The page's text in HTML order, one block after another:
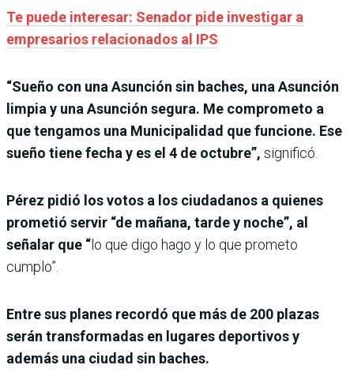
Te puede interesar: Senador pide investigar a
empresarios relacionados al IPS
“Sueño con una Asunción sin baches, una Asunción
limpia y una Asunción segura. Me comprometo a
que tengamos una Municipalidad que funcione. Ese
sueño tiene fecha y es el 4 de octubre”, significó.
Pérez pidió los votos a los ciudadanos a quienes
prometió servir “de mañana, tarde y noche”, al
señalar que “ lo que digo hago y lo que prometo
cumplo”.
Entre sus planes recordó que más de 200 plazas
serán transformadas en lugares deportivos y
además una ciudad sin baches.